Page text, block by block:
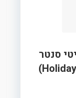
סנטר